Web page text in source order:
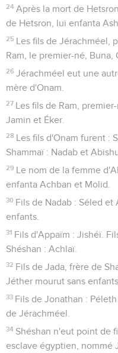
24 Après la mort de
de Hetsron, lui enfanta
25 Les fils de Jérachméel,
Ram, le premier-né, Buna,
26 Jérachméel eut une
mère d'Onam.
27 Les fils de Ram,
Jamin et Éker.
28 Les fils d'Onam furent :
Shammaï : Nadab et
29 Le nom de la femme
enfanta Achban et Molid.
30 Fils de Nadab : Séled et
enfants.
31 Fils d'Appaïm : Jishéï.
Shéshan : Achlaï.
32 Fils de Jada, frère de
Jéther mourut sans enfants.
33 Fils de Jonathan :
de Jérachméel.
34 Shéshan n'eut point de
esclave égyptien, nommé